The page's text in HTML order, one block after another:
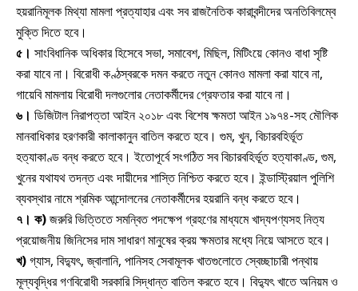
হয়রানিমূলক মিথ্যা মামলা প্রত্যাহার এবং সব রাজনৈতিক কারাবন্দীদের অনতিবিলম্বে
মুক্তি দিতে হবে।
৫। সাংবিধানিক অধিকার হিসেবে সভা, সমাবেশ, মিছিল, মিটিংয়ে কোনও বাধা সৃষ্টি
করা যাবে না। বিরোধী কণ্ঠস্বরকে দমন করতে নতুন কোনও মামলা করা যাবে না,
গায়েবি মামলায় বিরোধী দলগুলোর নেতাকর্মীদের গ্রেফতার করা যাবে না।
৬। ডিজিটাল নিরাপত্তা আইন ২০১৮ এবং বিশেষ ক্ষমতা আইন ১৯৭৪-সহ মৌলিক
মানবাধিকার হরণকারী কালাকানুন বাতিল করতে হবে। গুম, খুন, বিচারবহির্ভূত
হত্যাকাণ্ড বন্ধ করতে হবে। ইতোপূর্বে সংগঠিত সব বিচারবহির্ভূত হত্যাকাণ্ড, গুম,
খুনের যথাযথ তদন্ত এবং দায়ীদের শাস্তি নিশ্চিত করতে হবে। ইন্ডাস্ট্রিয়াল পুলিশি
ব্যবস্থার নামে শ্রমিক আন্দোলনের নেতাকর্মীদের হয়রানি বন্ধ করতে হবে।
৭। ক)জরুরি ভিত্তিতে সমন্বিত পদক্ষেপ গ্রহণের মাধ্যমে খাদ্যপণ্যসহ নিত্য
প্রয়োজনীয় জিনিসের দাম সাধারণ মানুষের ক্রয় ক্ষমতার মধ্যে নিয়ে আসতে হবে।
খ)গ্যাস, বিদ্যুৎ, জ্বালানি, পানিসহ সেবামূলক খাতগুলোতে স্বেচ্ছাচারী পন্থায়
মূল্যবৃদ্ধির গণবিরোধী সরকারি সিদ্ধান্ত বাতিল করতে হবে। বিদ্যুৎ খাতে অনিয়ম ও